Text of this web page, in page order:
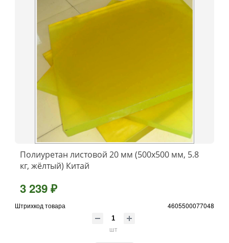
Полиуретан листовой 20 мм (500х500 мм, 5.8
кг, жёлтый) Китай
3 239 ₽
Штрихкод товара 4605500077048
шт